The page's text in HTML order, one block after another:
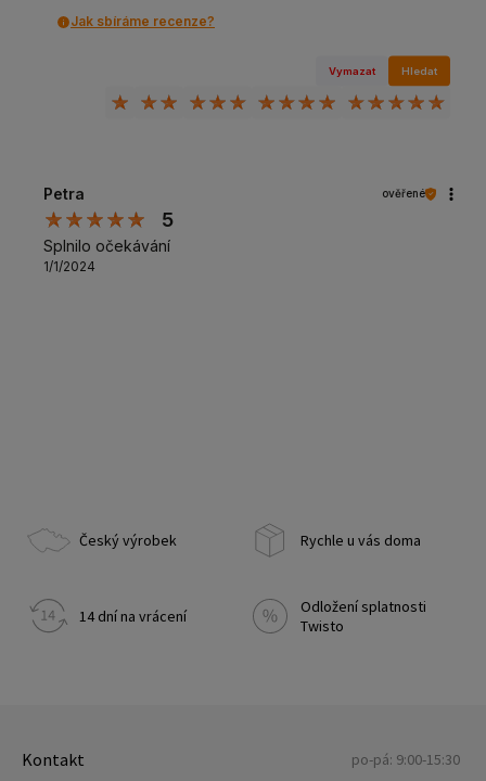
Jak sbíráme recenze?
Vymazat Hledat
Petra ověřené
5
Splnilo očekávání
1/1/2024
Český výrobek Rychle u vás doma
14 dní na vrácení
Odložení splatnosti
Twisto
Kontakt po-pá: 9:00-15:30